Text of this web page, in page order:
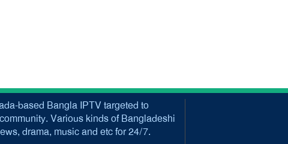
based Bangla IPTV targeted to
Various kinds of Bangladeshi
drama, music and etc for 24/7.